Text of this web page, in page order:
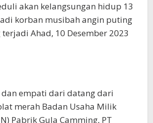
akan kelangsungan hidup 13
korban musibah angin puting
Ahad, 10 Desember 2023
dan empati dari datang dari
merah Badan Usaha Milik
Pabrik Gula Camming, PT